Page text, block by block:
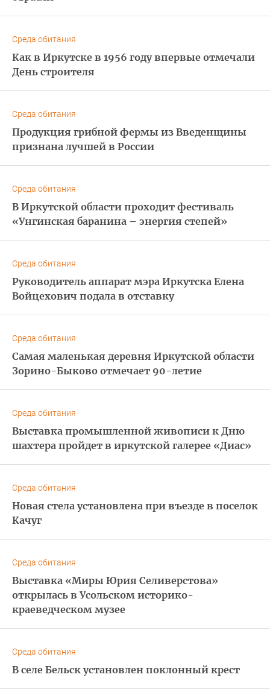
Среда обитания
Как в Иркутске в 1956 году впервые отмечали
День строителя
Среда обитания
Продукция грибной фермы из Введенщины
признана лучшей в России
Среда обитания
В Иркутской области проходит фестиваль
«Унгинская баранина – энергия степей»
Среда обитания
Руководитель аппарат мэра Иркутска Елена
Войцехович подала в отставку
Среда обитания
Самая маленькая деревня Иркутской области
Зорино-Быково отмечает 90-летие
Среда обитания
Выставка промышленной живописи к Дню
шахтера пройдет в иркутской галерее «Диас»
Среда обитания
Новая стела установлена при въезде в поселок
Качуг
Среда обитания
Выставка «Миры Юрия Селиверстова»
открылась в Усольском историко-
краеведческом музее
Среда обитания
В селе Бельск установлен поклонный крест